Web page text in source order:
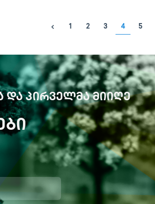
1 2 3 4 5
ᲞᲘᲠᲕᲔᲚᲛᲐ ᲛᲘᲘᲦᲔ